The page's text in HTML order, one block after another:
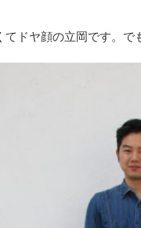
ドヤ顔の立岡です。で